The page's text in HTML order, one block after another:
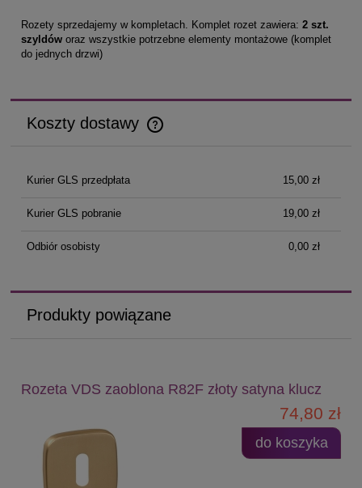
Rozety sprzedajemy w kompletach. Komplet rozet zawiera: 2 szt.
szyldów oraz wszystkie potrzebne elementy montażowe (komplet
do jednych drzwi)
Koszty dostawy
Cena nie zawiera ewentualnych kosztów płatności
Kurier GLS przedpłata 15,00 zł
Kurier GLS pobranie 19,00 zł
Odbiór osobisty 0,00 zł
Produkty powiązane
Rozeta VDS zaoblona R82F złoty satyna klucz
74,80 zł
do koszyka